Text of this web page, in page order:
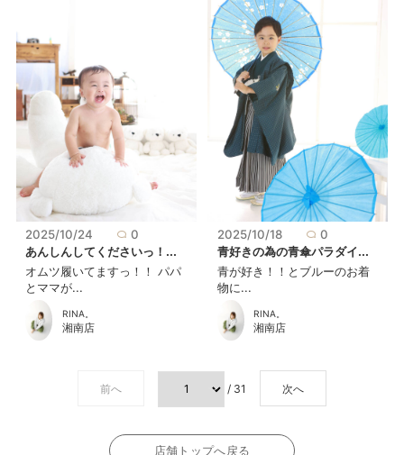
2025/10/24
0
あんしんしてくださいっ！...
オムツ履いてますっ！！ パパ
とママが...
RINA。
湘南店
2025/10/18
0
青好きの為の青傘パラダイ...
青が好き！！とブルーのお着
物に...
RINA。
湘南店
前へ / 31 次へ
店舗トップへ戻る